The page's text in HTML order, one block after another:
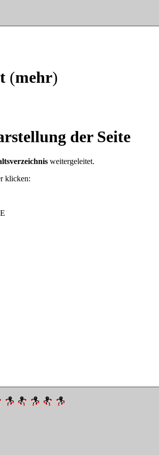
(mehr)
der Seite
weitergeleitet.
klicken: